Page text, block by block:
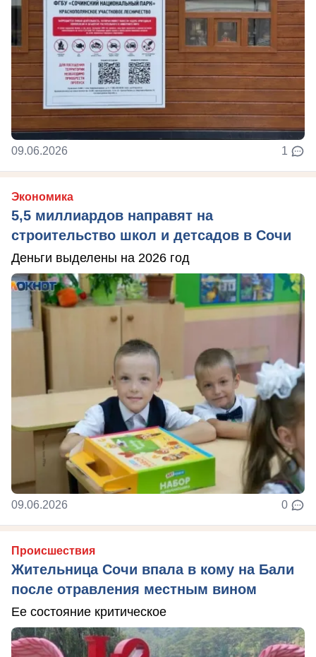
09.06.2026 1
Экономика
5,5 миллиардов направят на
строительство школ и детсадов в Сочи
Деньги выделены на 2026 год
09.06.2026 0
Происшествия
Жительница Сочи впала в кому на Бали
после отравления местным вином
Ее состояние критическое